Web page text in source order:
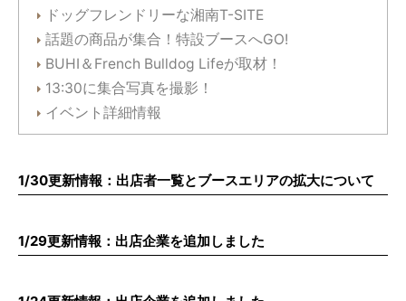
ドッグフレンドリーな湘南T-SITE
話題の商品が集合！特設ブースへGO!
BUHI＆French Bulldog Lifeが取材！
13:30に集合写真を撮影！
イベント詳細情報
1/30更新情報：出店者一覧とブースエリアの拡大について
1/29更新情報：出店企業を追加しました